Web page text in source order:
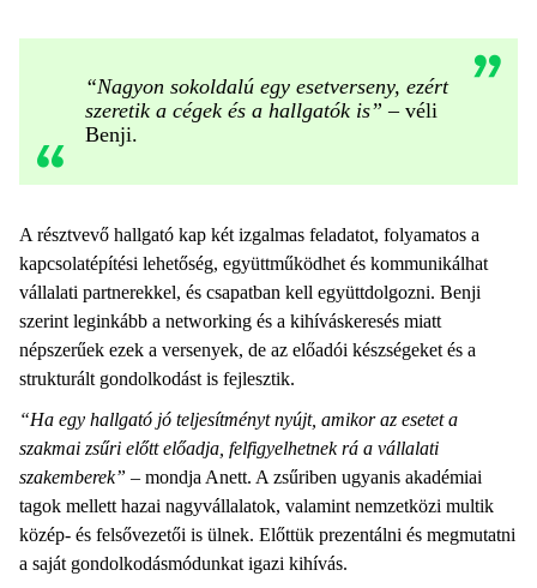
“Nagyon sokoldalú egy esetverseny, ezért
szeretik a cégek és a hallgatók is”– véli
Benji.
A résztvevő hallgató kap két izgalmas feladatot, folyamatos a
kapcsolatépítési lehetőség, együttműködhet és kommunikálhat
vállalati partnerekkel, és csapatban kell együttdolgozni. Benji
szerint leginkább a networking és a kihíváskeresés miatt
népszerűek ezek a versenyek, de az előadói készségeket és a
strukturált gondolkodást is fejlesztik.
“Ha egy hallgató jó teljesítményt nyújt, amikor az esetet a
szakmai zsűri előtt előadja, felfigyelhetnek rá a vállalati
szakemberek” – mondja Anett. A zsűriben ugyanis akadémiai
tagok mellett hazai nagyvállalatok, valamint nemzetközi multik
közép- és felsővezetői is ülnek. Előttük prezentálni és megmutatni
a saját gondolkodásmódunkat igazi kihívás.